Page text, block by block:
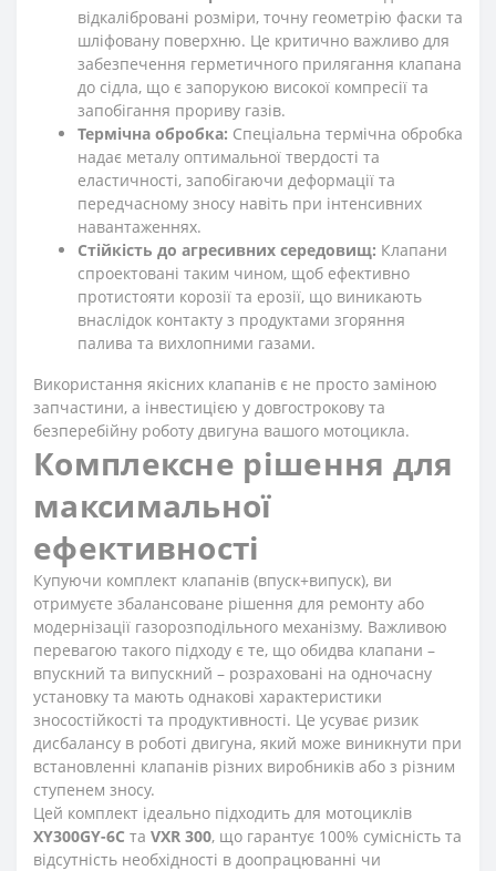
відкалібровані розміри, точну геометрію фаски та
шліфовану поверхню. Це критично важливо для
забезпечення герметичного прилягання клапана
до сідла, що є запорукою високої компресії та
запобігання прориву газів.
Термічна обробка: Спеціальна термічна обробка
надає металу оптимальної твердості та
еластичності, запобігаючи деформації та
передчасному зносу навіть при інтенсивних
навантаженнях.
Стійкість до агресивних середовищ: Клапани
спроектовані таким чином, щоб ефективно
протистояти корозії та ерозії, що виникають
внаслідок контакту з продуктами згоряння
палива та вихлопними газами.
Використання якісних клапанів є не просто заміною
запчастини, а інвестицією у довгострокову та
безперебійну роботу двигуна вашого мотоцикла.
Комплексне рішення для
максимальної
ефективності
Купуючи комплект клапанів (впуск+випуск), ви
отримуєте збалансоване рішення для ремонту або
модернізації газорозподільного механізму. Важливою
перевагою такого підходу є те, що обидва клапани –
впускний та випускний – розраховані на одночасну
установку та мають однакові характеристики
зносостійкості та продуктивності. Це усуває ризик
дисбалансу в роботі двигуна, який може виникнути при
встановленні клапанів різних виробників або з різним
ступенем зносу.
Цей комплект ідеально підходить для мотоциклів
XY300GY-6C та VXR 300, що гарантує 100% сумісність та
відсутність необхідності в доопрацюванні чи